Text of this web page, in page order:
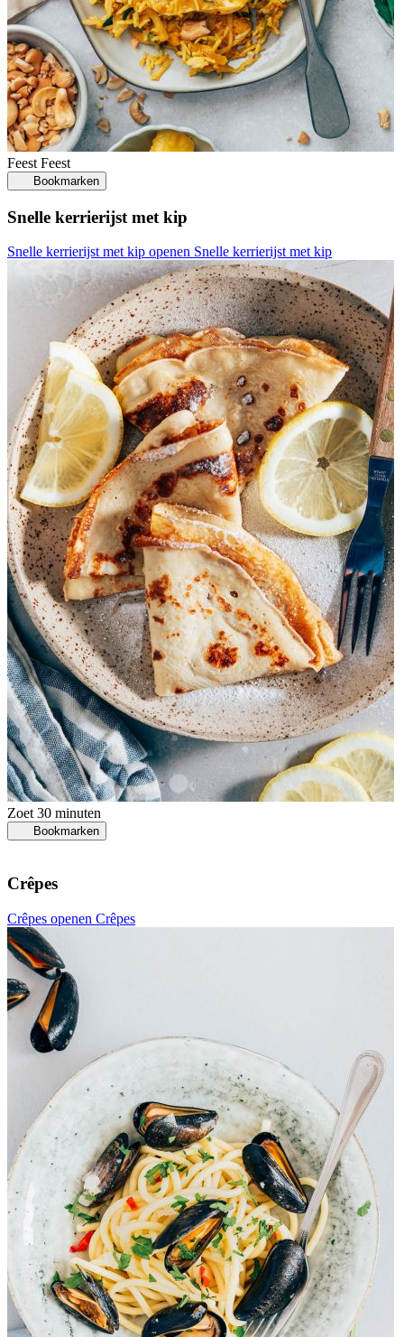
Feest Feest
Bookmarken
Snelle kerrierijst met kip
Snelle kerrierijst met kip openen Snelle kerrierijst met kip
Zoet 30 minuten
Bookmarken
Crêpes
Crêpes openen Crêpes